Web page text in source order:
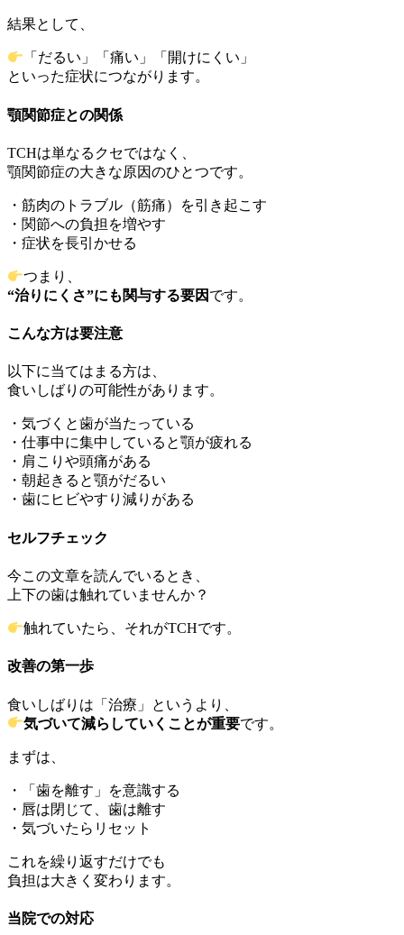
結果として、
「だるい」「痛い」「開けにくい」
といった症状につながります。
顎関節症との関係
TCHは単なるクセではなく、
顎関節症の大きな原因のひとつです。
・筋肉のトラブル（筋痛）を引き起こす
・関節への負担を増やす
・症状を長引かせる
つまり、
“治りにくさ”にも関与する要因 です。
こんな方は要注意
以下に当てはまる方は、
食いしばりの可能性があります。
・気づくと歯が当たっている
・仕事中に集中していると顎が疲れる
・肩こりや頭痛がある
・朝起きると顎がだるい
・歯にヒビやすり減りがある
セルフチェック
今この文章を読んでいるとき、
上下の歯は触れていませんか？
触れていたら、それがTCHです。
改善の第一歩
食いしばりは「治療」というより、
気づいて減らしていくことが重要です。
まずは、
・「歯を離す」を意識する
・唇は閉じて、歯は離す
・気づいたらリセット
これを繰り返すだけでも
負担は大きく変わります。
当院での対応